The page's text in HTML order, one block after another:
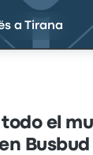
a Tirana
todo el
Busbud